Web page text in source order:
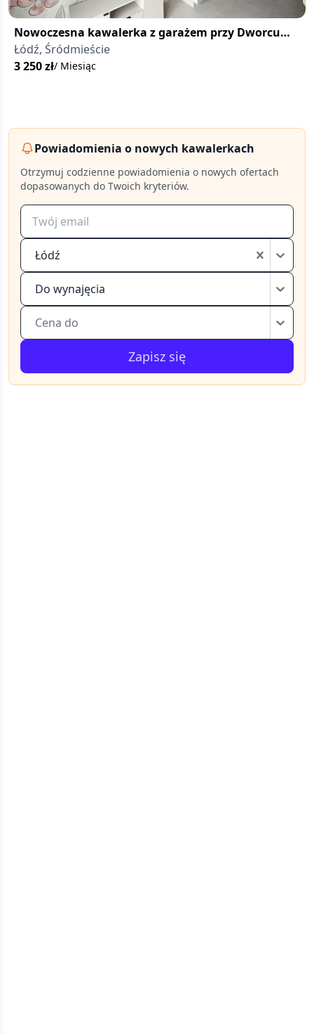
Nowoczesna kawalerka z garażem przy Dworcu
Łódź Fabryczna
Łódź, Śródmieście
3 250zł/ Miesiąc
Powiadomienia o nowych kawalerkach
Otrzymuj codzienne powiadomienia o nowych ofertach
dopasowanych do Twoich kryteriów.
Łódź
Do wynajęcia
Cena do
Zapisz się